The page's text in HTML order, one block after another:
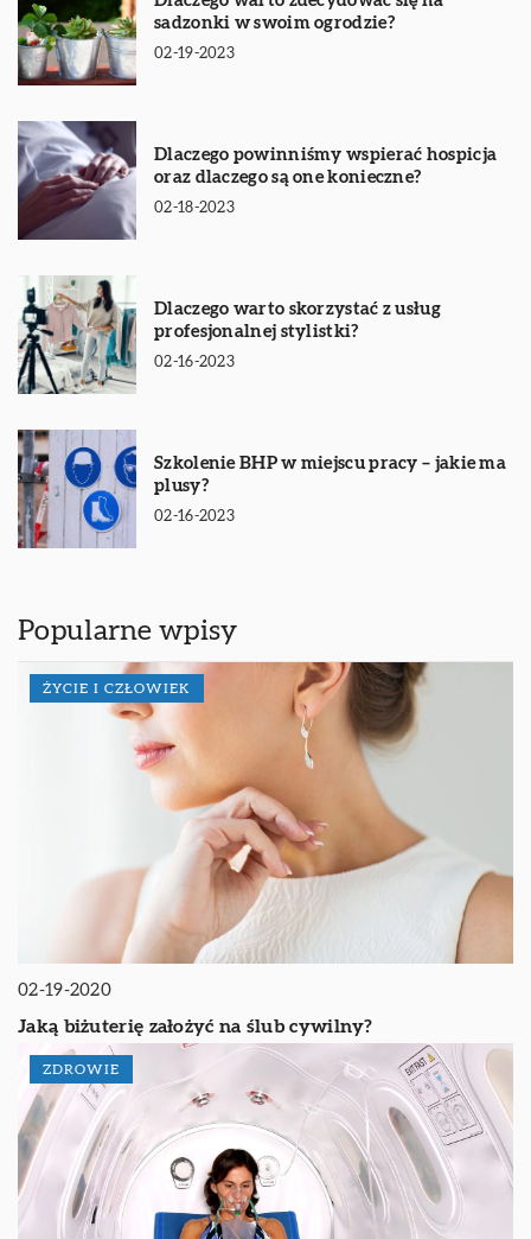
sadzonki w swoim ogrodzie?
02-19-2023
Dlaczego powinniśmy wspierać hospicja
oraz dlaczego są one konieczne?
02-18-2023
Dlaczego warto skorzystać z usług
profesjonalnej stylistki?
02-16-2023
Szkolenie BHP w miejscu pracy – jakie ma
plusy?
02-16-2023
Popularne wpisy
ŻYCIE I CZŁOWIEK
02-19-2020
Jaką biżuterię założyć na ślub cywilny?
ZDROWIE